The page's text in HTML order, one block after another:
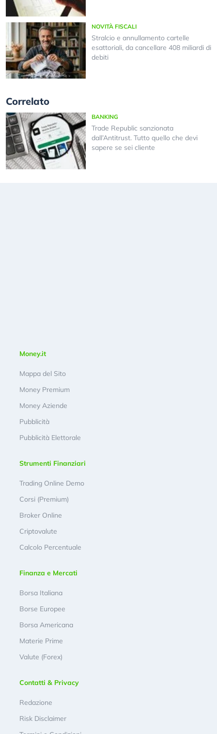
NOVITÀ FISCALI
Stralcio e annullamento cartelle
esattoriali, da cancellare 408 miliardi di
debiti
Correlato
BANKING
Trade Republic sanzionata
dall’Antitrust. Tutto quello che devi
sapere se sei cliente
Money.it
Mappa del Sito
Money Premium
Money Aziende
Pubblicità
Pubblicità Elettorale
Strumenti Finanziari
Trading Online Demo
Corsi (Premium)
Broker Online
Criptovalute
Calcolo Percentuale
Finanza e Mercati
Borsa Italiana
Borse Europee
Borsa Americana
Materie Prime
Valute (Forex)
Contatti & Privacy
Redazione
Risk Disclaimer